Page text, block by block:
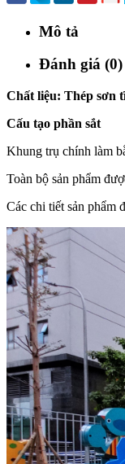
Mô tả
Đánh giá (0)
Chất liệu: Thép sơn
Cấu tạo phần sắt
Khung trụ chính làm
Toàn bộ sản phẩm
Các chi tiết sản phẩm